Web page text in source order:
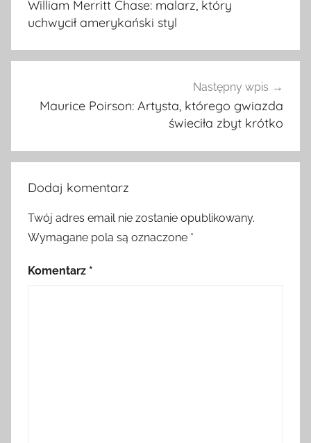
William Merritt Chase: malarz, który
uchwycił amerykański styl
Następny wpis
Maurice Poirson: Artysta, którego gwiazda
świeciła zbyt krótko
Dodaj komentarz
Twój adres email nie zostanie opublikowany.
Wymagane pola są oznaczone *
Komentarz *